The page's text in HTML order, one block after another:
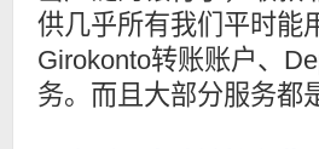
供几乎所有我们平时能
Girokonto转账账户、
务。而且大部分服务都